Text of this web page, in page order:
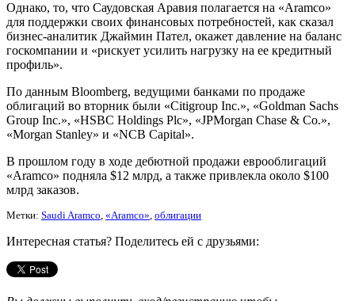
Однако, то, что Саудовская Аравия полагается на «Aramco»
для поддержки своих финансовых потребностей, как сказал
бизнес-аналитик Джаймин Пател, окажет давление на баланс
госкомпании и «рискует усилить нагрузку на ее кредитный
профиль».
По данным Bloomberg, ведущими банками по продаже
облигаций во вторник были «Citigroup Inc.», «Goldman Sachs
Group Inc.», «HSBC Holdings Plc», «JPMorgan Chase & Co.»,
«Morgan Stanley» и «NCB Capital».
В прошлом году в ходе дебютной продажи еврооблигаций
«Aramco» подняла $12 млрд, а также привлекла около $100
млрд заказов.
Метки: Saudi Aramco, «Aramco», облигации
Интересная статья? Поделитесь ей с друзьями: